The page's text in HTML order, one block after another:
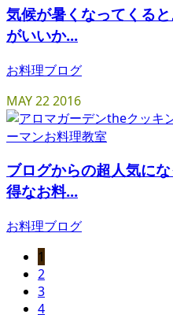
気候が暑くなってくる
がいいか...
お料理ブログ
MAY222016
ブログからの超人気に
得なお料...
お料理ブログ
1
2
3
4